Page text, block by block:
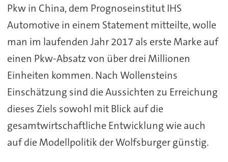
Pkw in China, dem Prognoseinstitut IHS
Automotive in einem Statement mitteilte, wolle
man im laufenden Jahr 2017 als erste Marke auf
einen Pkw-Absatz von über drei Millionen
Einheiten kommen. Nach Wollensteins
Einschätzung sind die Aussichten zu Erreichung
dieses Ziels sowohl mit Blick auf die
gesamtwirtschaftliche Entwicklung wie auch
auf die Modellpolitik der Wolfsburger günstig.